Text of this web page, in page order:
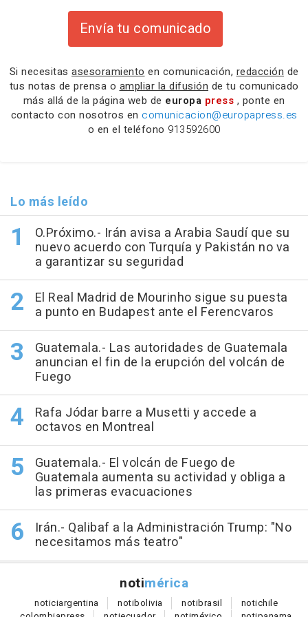
Envía tu comunicado
Si necesitas asesoramiento en comunicación, redacción de
tus notas de prensa o ampliar la difusión de tu comunicado
más allá de la página web de europa press , ponte en
contacto con nosotros en comunicacion@europapress.es
o en el teléfono 913592600
Lo más leído
O.Próximo.- Irán avisa a Arabia Saudí que su
nuevo acuerdo con Turquía y Pakistán no va
a garantizar su seguridad
El Real Madrid de Mourinho sigue su puesta
a punto en Budapest ante el Ferencvaros
Guatemala.- Las autoridades de Guatemala
anuncian el fin de la erupción del volcán de
Fuego
Rafa Jódar barre a Musetti y accede a
octavos en Montreal
Guatemala.- El volcán de Fuego de
Guatemala aumenta su actividad y obliga a
las primeras evacuaciones
Irán.- Qalibaf a la Administración Trump: "No
necesitamos más teatro"
notimérica
noticiargentina notibolivia notibrasil notichile